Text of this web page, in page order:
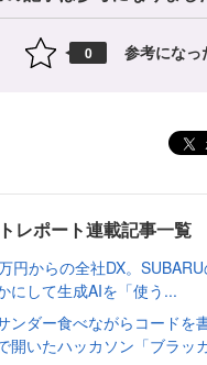
0 参考になっ
レポート連載記事一覧
円からの全社DX。
にして生成AIを「使う...
ンダー食べながらコードを
開いたハッカソン「ブラッ